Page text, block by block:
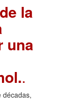
la
una
.
décadas,